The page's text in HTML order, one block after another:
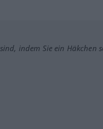
indem Sie ein Häkchen